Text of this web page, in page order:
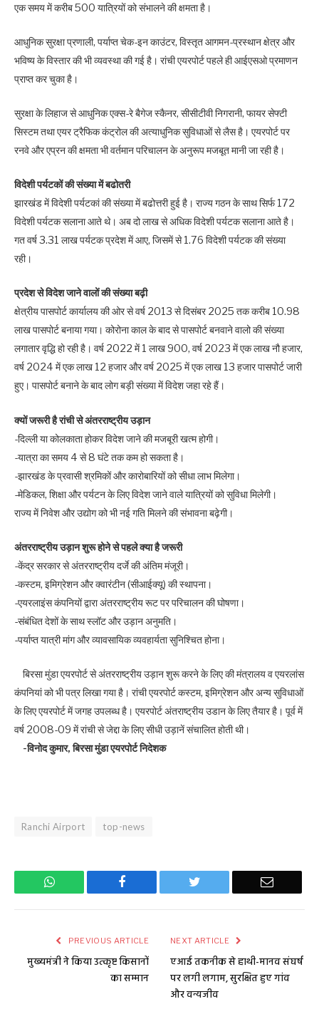
एक समय में करीब 500 यात्रियों को संभालने की क्षमता है।
आधुनिक सुरक्षा प्रणाली, पर्याप्त चेक-इन काउंटर, विस्तृत आगमन-प्रस्थान क्षेत्र और
भविष्य के विस्तार की भी व्यवस्था की गई है। रांची एयरपोर्ट पहले ही आईएसओ प्रमाणन
प्राप्त कर चुका है।
सुरक्षा के लिहाज से आधुनिक एक्स-रे बैगेज स्कैनर, सीसीटीवी निगरानी, फायर सेफ्टी
सिस्टम तथा एयर ट्रैफिक कंट्रोल की अत्याधुनिक सुविधाओं से लैस है। एयरपोर्ट पर
रनवे और एप्रन की क्षमता भी वर्तमान परिचालन के अनुरूप मजबूत मानी जा रही है।
विदेशी पर्यटकों की संख्या में बढोतरी
झारखंड में विदेशी पर्यटकां की संख्या में बढोत्तरी हुई है। राज्य गठन के साथ सिर्फ 172
विदेशी पर्यटक सलाना आते थे। अब दो लाख से अधिक विदेशी पर्यटक सलाना आते है।
गत वर्ष 3.31 लाख पर्यटक प्रदेश में आए, जिसमें से 1.76 विदेशी पर्यटक की संख्या
रही।
प्रदेश से विदेश जाने वालों की संख्या बढ़ी
क्षेत्रीय पासपोर्ट कार्यालय की ओर से वर्ष 2013 से दिसंबर 2025 तक करीब 10.98
लाख पासपोर्ट बनाया गया। कोरोना काल के बाद से पासपोर्ट बनवाने वालो की संख्या
लगातार वृद्धि हो रही है। वर्ष 2022 में 1 लाख 900, वर्ष 2023 में एक लाख नौ हजार,
वर्ष 2024 में एक लाख 12 हजार और वर्ष 2025 में एक लाख 13 हजार पासपोर्ट जारी
हुए। पासपोर्ट बनाने के बाद लोग बड़ी संख्या में विदेश जहा रहे हैं।
क्यों जरूरी है रांची से अंतरराष्ट्रीय उड़ान
-दिल्ली या कोलकाता होकर विदेश जाने की मजबूरी खत्म होगी।
-यात्रा का समय 4 से 8 घंटे तक कम हो सकता है।
-झारखंड के प्रवासी श्रमिकों और कारोबारियों को सीधा लाभ मिलेगा।
-मेडिकल, शिक्षा और पर्यटन के लिए विदेश जाने वाले यात्रियों को सुविधा मिलेगी।
राज्य में निवेश और उद्योग को भी नई गति मिलने की संभावना बढ़ेगी।
अंतरराष्ट्रीय उड़ान शुरू होने से पहले क्या है जरूरी
-केंद्र सरकार से अंतरराष्ट्रीय दर्जे की अंतिम मंजूरी।
-कस्टम, इमिग्रेशन और क्वारंटीन (सीआईक्यू) की स्थापना।
-एयरलाइंस कंपनियों द्वारा अंतरराष्ट्रीय रूट पर परिचालन की घोषणा।
-संबंधित देशों के साथ स्लॉट और उड़ान अनुमति।
-पर्याप्त यात्री मांग और व्यावसायिक व्यवहार्यता सुनिश्चित होना।
बिरसा मुंडा एयरपोर्ट से अंतरराष्ट्रीय उड़ान शुरू करने के लिए की मंत्रालय व एयरलांस
कंपनियां को भी पत्र लिखा गया है। रांची एयरपोर्ट कस्टम, इमिग्रेशन और अन्य सुविधाओं
के लिए एयरपोर्ट में जगह उपलब्ध है। एयरपोर्ट अंतराष्ट्रीय उडान के लिए तैयार है। पूर्व में
वर्ष 2008-09 में रांची से जेद्दा के लिए सीधी उड़ानें संचालित होती थी।
-विनोद कुमार, बिरसा मुंडा एयरपोर्ट निदेशक
Ranchi Airport top-news
WhatsApp Facebook Twitter Email
PREVIOUS ARTICLE
मुख्यमंत्री ने किया उत्कृष्ट किसानों
का सम्मान
NEXT ARTICLE
एआई तकनीक से हाथी-मानव संघर्ष
पर लगी लगाम, सुरक्षित हुए गांव
और वन्यजीव